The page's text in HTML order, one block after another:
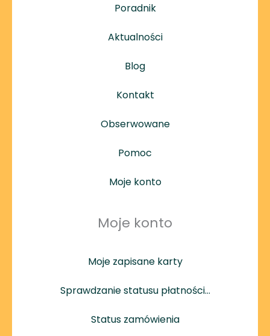
Poradnik
Aktualności
Blog
Kontakt
Obserwowane
Pomoc
Moje konto
Moje konto
Moje zapisane karty
Sprawdzanie statusu płatności…
Status zamówienia